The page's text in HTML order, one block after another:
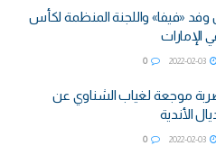
«فيفا» واللجنة المنظمة لكأس
الإمارات
0
موجعة لغياب الشناوي عن
الأندية
0